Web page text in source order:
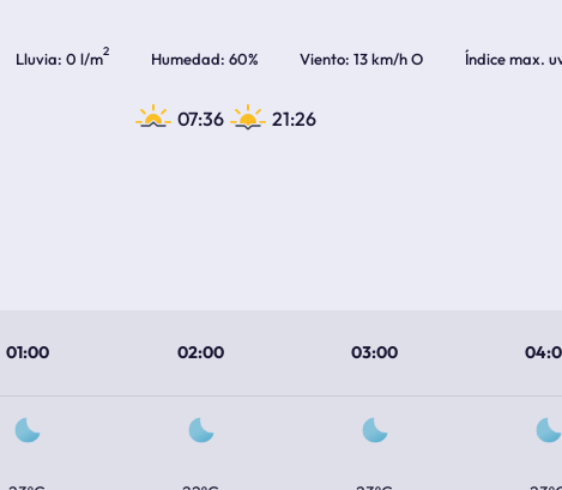
Lluvia 0 l/m2 Humedad 60% Viento 13 km/h O Índice max.
07:36 21:26
01:00 02:00 03:00